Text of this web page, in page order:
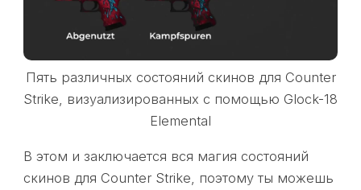
Пять различных состояний скинов для Counter
Strike, визуализированных с помощью Glock-18
Elemental
В этом и заключается вся магия состояний
скинов для Counter Strike, поэтому ты можешь